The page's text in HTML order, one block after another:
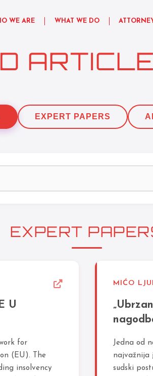
WE ARE WHAT WE DO
EXPERT PAPERS
EXPERT
U
for
(EU). The
insolvency
MIĆO
Jedna od
najvažnija
sudski